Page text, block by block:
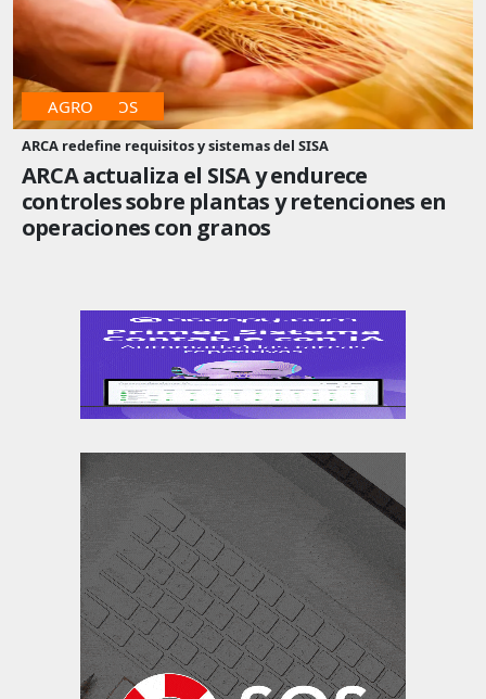
IMPUESTOS
AGRO
ARCA redefine requisitos y sistemas del SISA
ARCA actualiza el SISA y endurece
controles sobre plantas y retenciones en
operaciones con granos